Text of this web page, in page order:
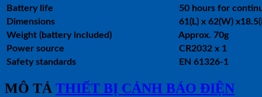
Battery life
50 hours for
Dimensions
61(L) x 62(W)
Weight (battery included)
Approx. 70g
Power source
CR2032 x 1
Safety standards
EN 61326-1
MÔ TẢ THIẾT BỊ CẢNH BÁO ĐIỆN